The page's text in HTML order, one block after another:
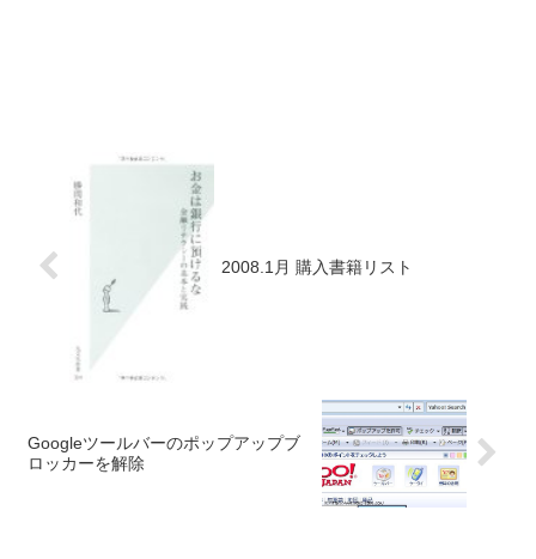
2008.1月 購入書籍リスト
Googleツールバーのポップアップブ
ロッカーを解除